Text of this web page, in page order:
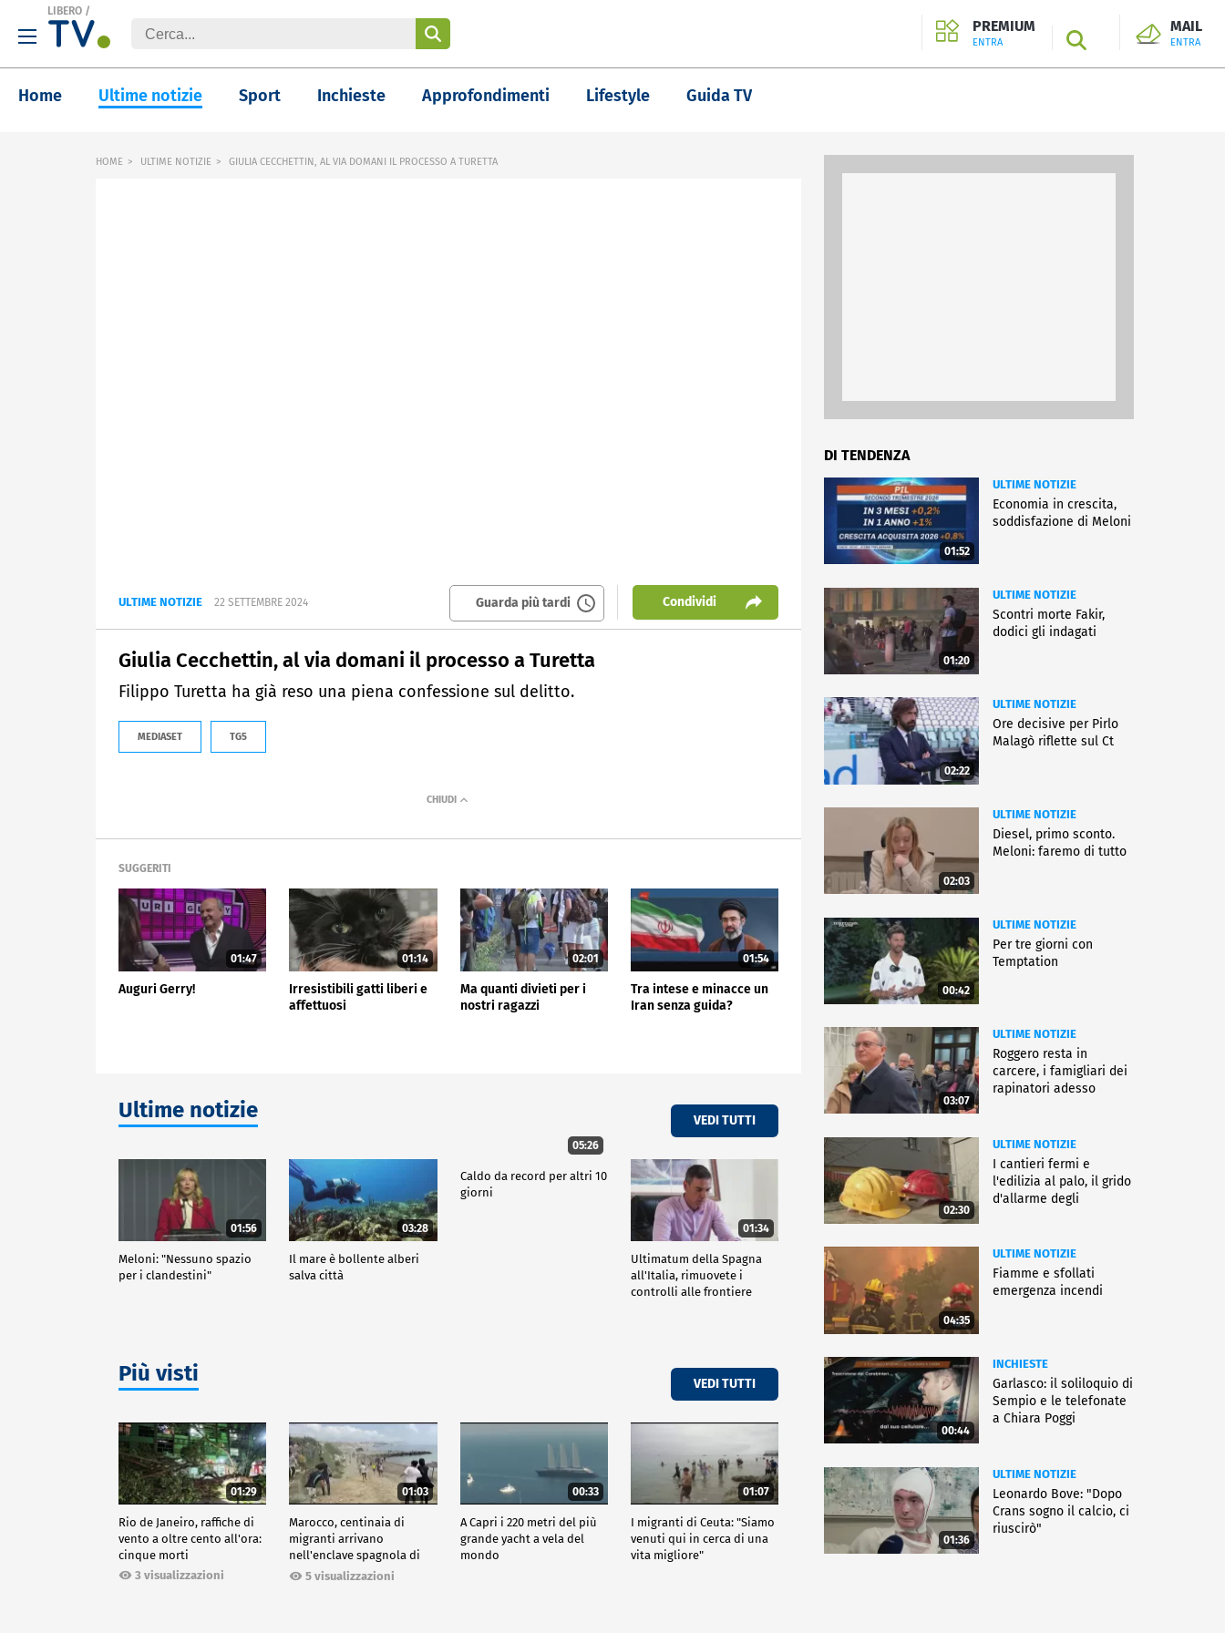
LIBERO /
PREMIUM
ENTRA SEARCH
MAIL
ENTRA
Home Ultime notizie Sport Inchieste Approfondimenti Lifestyle Guida TV
HOME ULTIME NOTIZIE GIULIA CECCHETTIN, AL VIA DOMANI IL PROCESSO A TURETTA
ULTIME NOTIZIE 22 SETTEMBRE 2024 Guarda più tardi Condividi
Giulia Cecchettin, al via domani il processo a Turetta
Filippo Turetta ha già reso una piena confessione sul delitto.
MEDIASET TG5
SUGGERITI
01:47
Auguri Gerry!
01:14
Irresistibili gatti liberi e
affettuosi
02:01
Ma quanti divieti per i
nostri ragazzi
01:54
Tra intese e minacce un
Iran senza guida?
Ultime notizie VEDI TUTTI
01:56
Meloni: "Nessuno spazio
per i clandestini"
03:28
Il mare è bollente alberi
salva città
05:26
Caldo da record per altri 10
giorni
01:34
Ultimatum della Spagna
all'Italia, rimuovete i
controlli alle frontiere
Più visti VEDI TUTTI
01:29
Rio de Janeiro, raffiche di
vento a oltre cento all'ora:
cinque morti
3 visualizzazioni
01:03
Marocco, centinaia di
migranti arrivano
nell'enclave spagnola di
Ceuta5 visualizzazioni
00:33
A Capri i 220 metri del più
grande yacht a vela del
mondo
01:07
I migranti di Ceuta: "Siamo
venuti qui in cerca di una
vita migliore"
DI TENDENZA
01:52
ULTIME NOTIZIE
Economia in crescita,
soddisfazione di Meloni
01:20
ULTIME NOTIZIE
Scontri morte Fakir,
dodici gli indagati
02:22
ULTIME NOTIZIE
Ore decisive per Pirlo
Malagò riflette sul Ct
02:03
ULTIME NOTIZIE
Diesel, primo sconto.
Meloni: faremo di tutto
00:42
ULTIME NOTIZIE
Per tre giorni con
Temptation
03:07
ULTIME NOTIZIE
Roggero resta in
carcere, i famigliari dei
rapinatori adesso
02:30
ULTIME NOTIZIE
I cantieri fermi e
l'edilizia al palo, il grido
d'allarme degli
04:35
ULTIME NOTIZIE
Fiamme e sfollati
emergenza incendi
00:44
INCHIESTE
Garlasco: il soliloquio di
Sempio e le telefonate
a Chiara Poggi
01:36
ULTIME NOTIZIE
Leonardo Bove: "Dopo
Crans sogno il calcio, ci
riuscirò"